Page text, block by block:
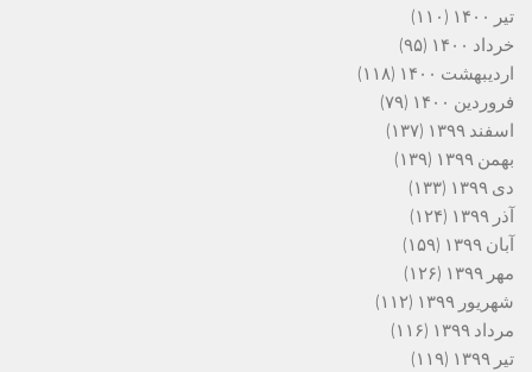
تیر ۱۴۰۰
(۱۱۰)
خرداد ۱۴۰۰
(۹۵)
اردیبهشت ۱۴۰۰
(۱۱۸)
فروردین ۱۴۰۰
(۷۹)
اسفند ۱۳۹۹
(۱۳۷)
بهمن ۱۳۹۹
(۱۳۹)
دی ۱۳۹۹
(۱۳۳)
آذر ۱۳۹۹
(۱۲۴)
آبان ۱۳۹۹
(۱۵۹)
مهر ۱۳۹۹
(۱۲۶)
شهریور ۱۳۹۹
(۱۱۲)
مرداد ۱۳۹۹
(۱۱۶)
تیر ۱۳۹۹
(۱۱۹)